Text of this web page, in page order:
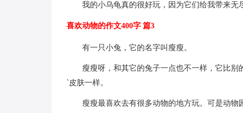
我的小乌龟真的很好玩，因为它们给我带来无
喜欢动物的作文400字 篇3
有一只小兔，它的名字叫瘦瘦。
瘦瘦呀，和其它的兔子一点也不一样，它比
`皮肤一样。
瘦瘦最喜欢去有很多动物的地方玩。可是动